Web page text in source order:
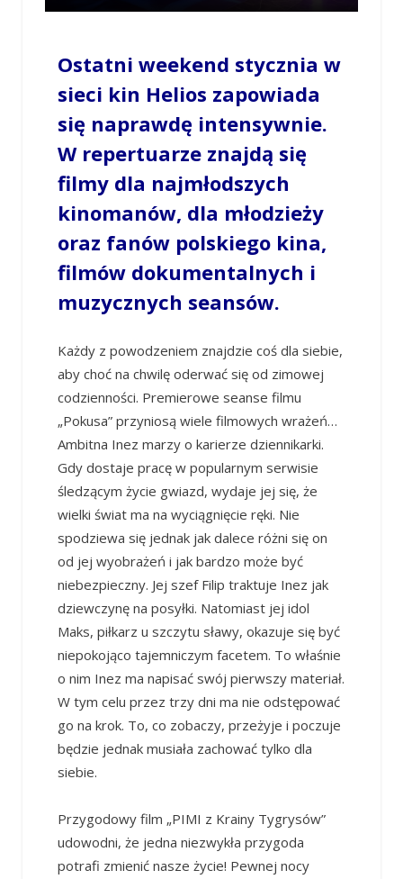
Ostatni weekend stycznia w
sieci kin Helios zapowiada
się naprawdę intensywnie.
W repertuarze znajdą się
filmy dla najmłodszych
kinomanów, dla młodzieży
oraz fanów polskiego kina,
filmów dokumentalnych i
muzycznych seansów.
Każdy z powodzeniem znajdzie coś dla siebie,
aby choć na chwilę oderwać się od zimowej
codzienności. Premierowe seanse filmu
„Pokusa” przyniosą wiele filmowych wrażeń…
Ambitna Inez marzy o karierze dziennikarki.
Gdy dostaje pracę w popularnym serwisie
śledzącym życie gwiazd, wydaje jej się, że
wielki świat ma na wyciągnięcie ręki. Nie
spodziewa się jednak jak dalece różni się on
od jej wyobrażeń i jak bardzo może być
niebezpieczny. Jej szef Filip traktuje Inez jak
dziewczynę na posyłki. Natomiast jej idol
Maks, piłkarz u szczytu sławy, okazuje się być
niepokojąco tajemniczym facetem. To właśnie
o nim Inez ma napisać swój pierwszy materiał.
W tym celu przez trzy dni ma nie odstępować
go na krok. To, co zobaczy, przeżyje i poczuje
będzie jednak musiała zachować tylko dla
siebie.
Przygodowy film „PIMI z Krainy Tygrysów”
udowodni, że jedna niezwykła przygoda
potrafi zmienić nasze życie! Pewnej nocy